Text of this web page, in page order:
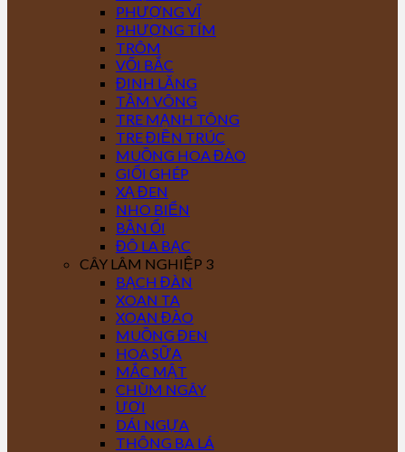
PHƯỢNG VĨ
PHƯỢNG TÍM
TRÔM
VỐI BẮC
ĐINH LĂNG
TẦM VÔNG
TRE MẠNH TÔNG
TRE ĐIỀN TRÚC
MUỒNG HOA ĐÀO
GIỔI GHÉP
XẠ ĐEN
NHO BIỂN
BẦN ỔI
ĐÔ LA BẠC
CÂY LÂM NGHIỆP 3
BẠCH ĐÀN
XOAN TA
XOAN ĐÀO
MUỒNG ĐEN
HOA SỮA
MẮC MẬT
CHÙM NGÂY
ƯƠI
DÁI NGỰA
THÔNG BA LÁ